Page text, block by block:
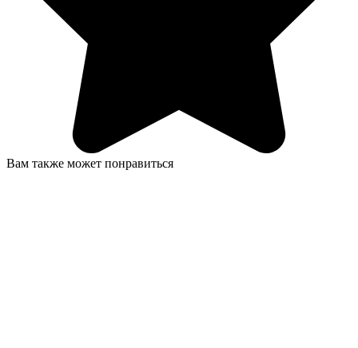
Вам также может понравиться